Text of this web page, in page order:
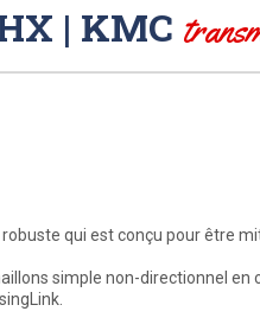
| KMC
qui est conçu pour être
simple non-directionnel en